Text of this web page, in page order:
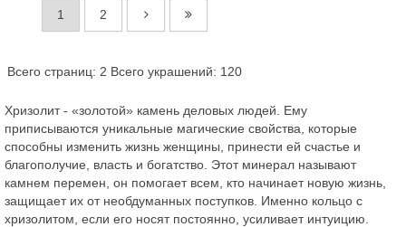
1 2
Всего страниц: 2 Всего украшений: 120
Хризолит - «золотой» камень деловых людей. Ему
приписываются уникальные магические свойства, которые
способны изменить жизнь женщины, принести ей счастье и
благополучие, власть и богатство. Этот минерал называют
камнем перемен, он помогает всем, кто начинает новую жизнь,
защищает их от необдуманных поступков. Именно кольцо с
хризолитом, если его носят постоянно, усиливает интуицию.